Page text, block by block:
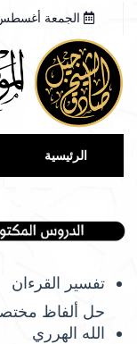
الجمعة أغسطس 7,
الرئيسية
تفسير القرءان
حل ألفاظ
الله الهرري